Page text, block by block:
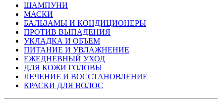
ШАМПУНИ
МАСКИ
БАЛЬЗАМЫ И КОНДИЦИОНЕРЫ
ПРОТИВ ВЫПАДЕНИЯ
УКЛАДКА И ОБЪЕМ
ПИТАНИЕ И УВЛАЖНЕНИЕ
ЕЖЕДНЕВНЫЙ УХОД
ДЛЯ КОЖИ ГОЛОВЫ
ЛЕЧЕНИЕ И ВОССТАНОВЛЕНИЕ
КРАСКИ ДЛЯ ВОЛОС